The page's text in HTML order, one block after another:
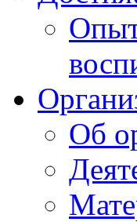
Об